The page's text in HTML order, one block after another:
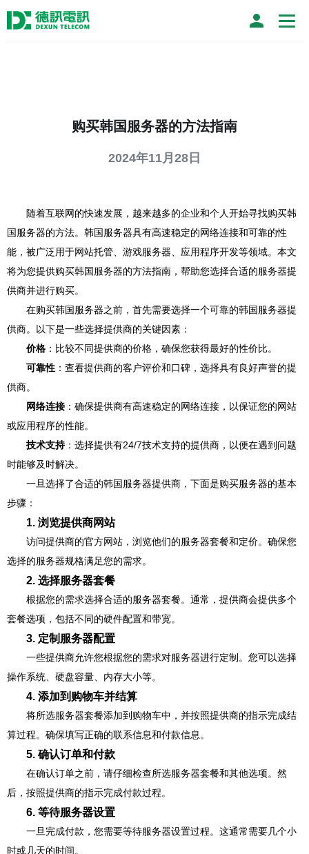
购买韩国服务器的方法指南
2024年11月28日
随着互联网的快速发展，越来越多的企业和个人开始寻找购买韩
国服务器的方法。韩国服务器具有高速稳定的网络连接和可靠的性
能，被广泛用于网站托管、游戏服务器、应用程序开发等领域。本文
将为您提供购买韩国服务器的方法指南，帮助您选择合适的服务器提
供商并进行购买。
在购买韩国服务器之前，首先需要选择一个可靠的韩国服务器提
供商。以下是一些选择提供商的关键因素：
价格 ：比较不同提供商的价格，确保您获得最好的性价比。
可靠性 ：查看提供商的客户评价和口碑，选择具有良好声誉的提
供商。
网络连接 ：确保提供商有高速稳定的网络连接，以保证您的网站
或应用程序的性能。
技术支持：选择提供有24/7技术支持的提供商，以便在遇到问题
时能够及时解决。
一旦选择了合适的韩国服务器提供商，下面是购买服务器的基本
步骤：
1. 浏览提供商网站
访问提供商的官方网站，浏览他们的服务器套餐和定价。确保您
选择的服务器规格满足您的需求。
2. 选择服务器套餐
根据您的需求选择合适的服务器套餐。通常，提供商会提供多个
套餐选项，包括不同的硬件配置和带宽。
3. 定制服务器配置
一些提供商允许您根据您的需求对服务器进行定制。您可以选择
操作系统、硬盘容量、内存大小等。
4. 添加到购物车并结算
将所选服务器套餐添加到购物车中，并按照提供商的指示完成结
算过程。确保填写正确的联系信息和付款信息。
5. 确认订单和付款
在确认订单之前，请仔细检查所选服务器套餐和其他选项。然
后，按照提供商的指示完成付款过程。
6. 等待服务器设置
一旦完成付款，您需要等待服务器设置过程。这通常需要几个小
时或几天的时间。